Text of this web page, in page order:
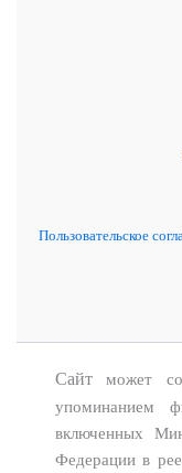
Пользовательское
Сайтможет
упоминанием
включенных
Федерации в